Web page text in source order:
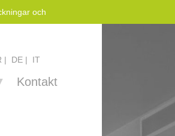
och
DE IT
Kontakt